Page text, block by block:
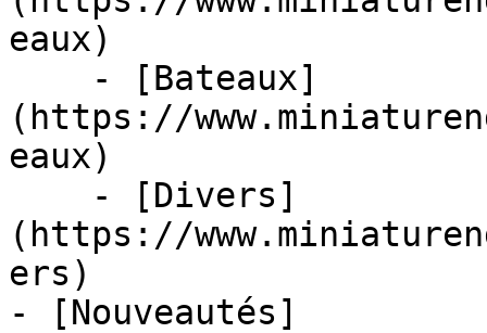
eaux)
(https://
eaux)
(https://
ers)
- [Nouveautés]